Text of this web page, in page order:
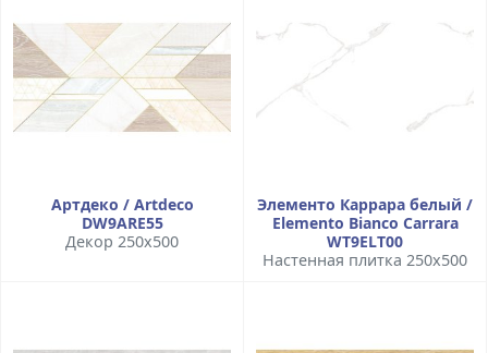
Артдеко / Artdeco
DW9ARE55
Декор 250x500
Элементо Каррара белый /
Elemento Bianco Carrara
WT9ELT00
Настенная плитка 250x500